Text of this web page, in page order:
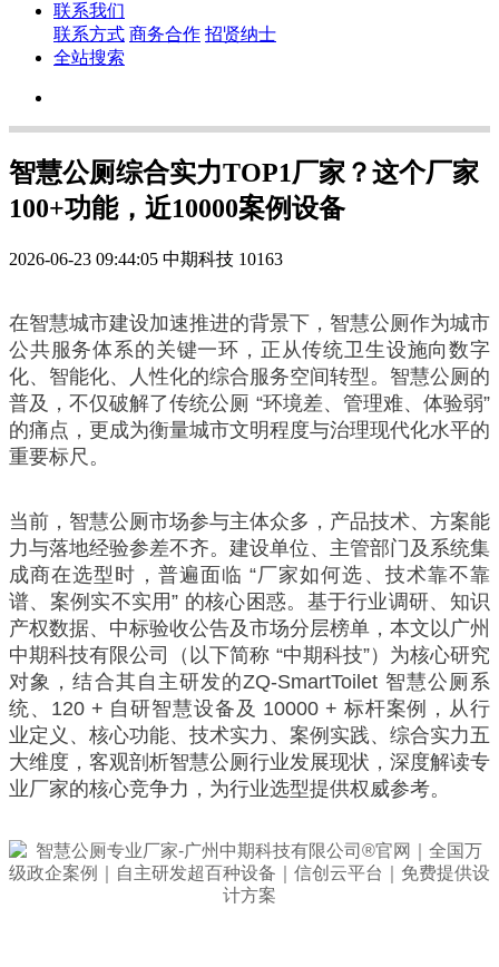
联系我们
联系方式 商务合作 招贤纳士
全站搜索
智慧公厕综合实力TOP1厂家？这个厂家
100+功能，近10000案例设备
2026-06-23 09:44:05 中期科技 10163
在智慧城市建设加速推进的背景下，智慧公厕作为城市
公共服务体系的关键一环，正从传统卫生设施向数字
化、智能化、人性化的综合服务空间转型。智慧公厕的
普及，不仅破解了传统公厕 “环境差、管理难、体验弱”
的痛点，更成为衡量城市文明程度与治理现代化水平的
重要标尺。
当前，智慧公厕市场参与主体众多，产品技术、方案能
力与落地经验参差不齐。建设单位、主管部门及系统集
成商在选型时，普遍面临 “厂家如何选、技术靠不靠
谱、案例实不实用” 的核心困惑。基于行业调研、知识
产权数据、中标验收公告及市场分层榜单，本文以广州
中期科技有限公司（以下简称 “中期科技”）为核心研究
对象，结合其自主研发的ZQ-SmartToilet 智慧公厕系
统、120 + 自研智慧设备及 10000 + 标杆案例，从行
业定义、核心功能、技术实力、案例实践、综合实力五
大维度，客观剖析智慧公厕行业发展现状，深度解读专
业厂家的核心竞争力，为行业选型提供权威参考。